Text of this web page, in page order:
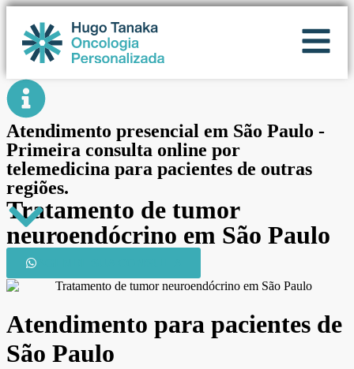
Atendimento presencial em São Paulo -
Primeira consulta online por
telemedicina para pacientes de outras
regiões.
Tratamento de tumor
neuroendócrino em São Paulo
Atendimento para pacientes de
São Paulo